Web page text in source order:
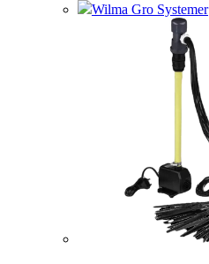
Wilma Gro Systemer